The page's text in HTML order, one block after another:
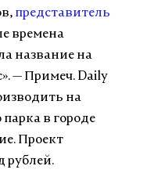
представитель
времена
название на
— Примеч. Daily
на
в городе
Проект
рублей.